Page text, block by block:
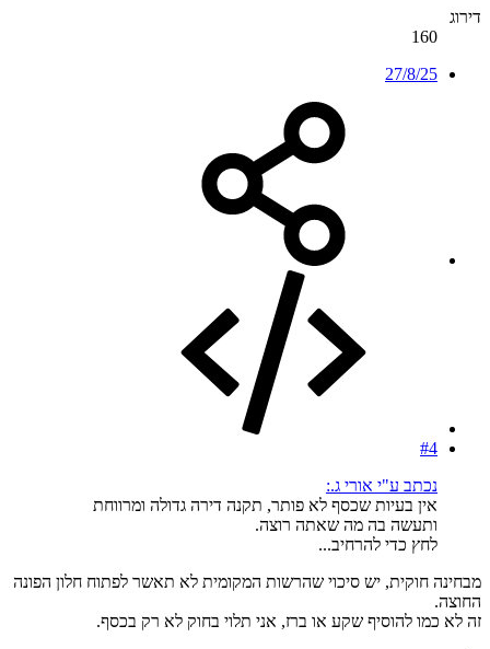
דירוג
160
27/8/25
#4
נכתב ע"י אורי ג.:
אין בעיות שכסף לא פותר, תקנה דירה גדולה ומרווחת
ותעשה בה מה שאתה רוצה.
לחץ כדי להרחיב...
מבחינה חוקית, יש סיכוי שהרשות המקומית לא תאשר לפתוח חלון הפונה
החוצה.
זה לא כמו להוסיף שקע או ברז, אני תלוי בחוק לא רק בכסף.